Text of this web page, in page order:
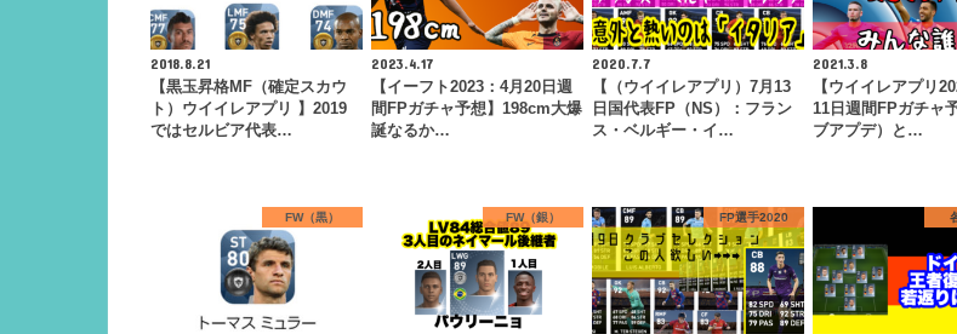
2018.8.21
【黒玉昇格MF（確定スカウ
ト）ウイイレアプリ 】2019
ではセルビア代表…
2023.4.17
【イーフト2023：4月20日週
間FPガチャ予想】198cm大爆
誕なるか…
2020.7.7
【（ウイイレアプリ）7月13
日国代表FP（NS）：フラン
ス・ベルギー・イ…
2021.3.8
【ウイイレアプリ
11日週間FPガチャ
ブアプデ）と…
FW（黒） FW（銀） FP選手2020